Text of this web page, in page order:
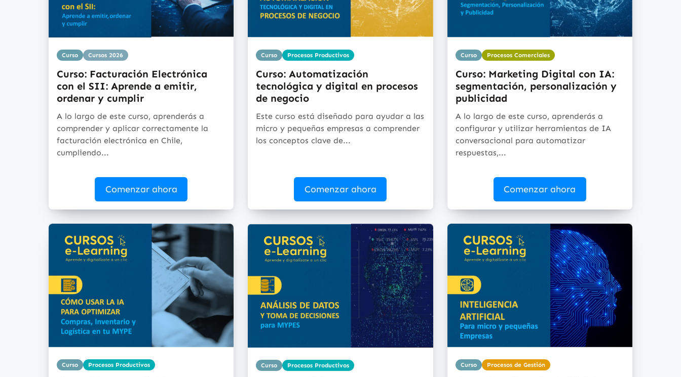
Curso Cursos 2026
Curso: Facturación Electrónica
con el SII: Aprende a emitir,
ordenar y cumplir
A lo largo de este curso, aprenderás a
comprender y aplicar correctamente la
facturación electrónica en Chile,
cumpliendo...
Comenzar ahora
Curso Procesos Productivos
Curso: Automatización
tecnológica y digital en procesos
de negocio
Este curso está diseñado para ayudar a las
micro y pequeñas empresas a comprender
los conceptos clave de...
Comenzar ahora
Curso Procesos Comerciales
Curso: Marketing Digital con IA:
segmentación, personalización y
publicidad
A lo largo de este curso, aprenderás a
configurar y utilizar herramientas de IA
conversacional para automatizar
respuestas,...
Comenzar ahora
Curso Procesos Productivos Curso Procesos Productivos Curso Procesos de Gestión